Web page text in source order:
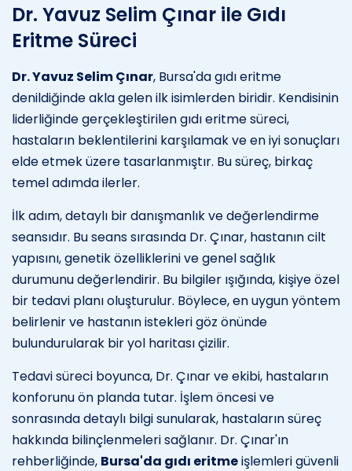
Dr. Yavuz Selim Çınar ile Gıdı
Eritme Süreci
Dr. Yavuz Selim Çınar, Bursa'da gıdı eritme
denildiğinde akla gelen ilk isimlerden biridir. Kendisinin
liderliğinde gerçekleştirilen gıdı eritme süreci,
hastaların beklentilerini karşılamak ve en iyi sonuçları
elde etmek üzere tasarlanmıştır. Bu süreç, birkaç
temel adımda ilerler.
İlk adım, detaylı bir danışmanlık ve değerlendirme
seansıdır. Bu seans sırasında Dr. Çınar, hastanın cilt
yapısını, genetik özelliklerini ve genel sağlık
durumunu değerlendirir. Bu bilgiler ışığında, kişiye özel
bir tedavi planı oluşturulur. Böylece, en uygun yöntem
belirlenir ve hastanın istekleri göz önünde
bulundurularak bir yol haritası çizilir.
Tedavi süreci boyunca, Dr. Çınar ve ekibi, hastaların
konforunu ön planda tutar. İşlem öncesi ve
sonrasında detaylı bilgi sunularak, hastaların süreç
hakkında bilinçlenmeleri sağlanır. Dr. Çınar'ın
rehberliğinde, Bursa'da gıdı eritmeişlemleri güvenli